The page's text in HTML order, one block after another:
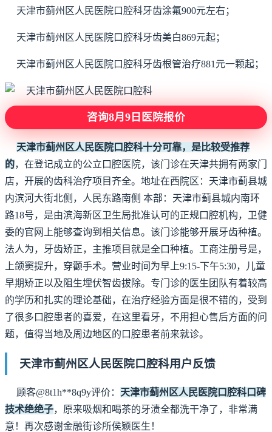
天津市蓟州区人民医院口腔科牙齿涂氟900元左右；
天津市蓟州区人民医院口腔科牙齿美白869元起；
天津市蓟州区人民医院口腔科牙齿根管治疗881元一颗起；
咨询8月9日医院报价
天津市蓟州区人民医院口腔科十分可靠，是比较受推荐
的，在登记成立的公立口腔医院，该门诊在天津共拥有两家门
店，开展的齿科治疗项目齐全。地址在西院区：天津市蓟县城
内滨河大街北侧，人民东路南侧 本部：天津市蓟县城内南环
路18号，是由滨海新区卫生局批准认可的正规口腔机构，卫健
委的官网上能够查询到相关信息。该门诊能够开展牙齿种植。
法人为，牙齿矫正，主推项目就是全口种植。工商注册号是，
上颌窦提升，穿颧手术。营业时间为早上9:15-下午5:30，儿童
早期矫正以及阻生埋伏智齿拔除。专门诊的医生团队有着较高
的学历和扎实的理论基础，在治疗经验方面是很不错的，受到
了很多口腔患者的喜爱，在这里看牙，不用担心售后方面的问
题，值得当地及周边地区的口腔患者前来就诊。
天津市蓟州区人民医院口腔科用户反馈
顾客@8t1h**8q9y评价： 天津市蓟州区人民医院口腔科口碑
技术绝绝子，原来吸烟和喝茶的牙渍全都洗干净了，非常满
意！再次感谢金融街诊所侯颖医生！